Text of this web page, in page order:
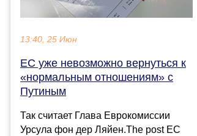
13:40, 25 Июн
ЕС уже невозможно вернуться к
«нормальным отношениям» с
Путиным
Так считает Глава Еврокомиссии
Урсула фон дер Ляйен.The post ЕС